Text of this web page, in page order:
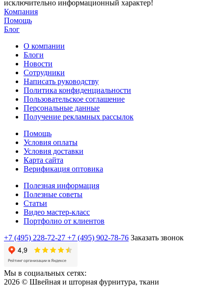
исключительно информационный характер!
Компания
Помощь
Блог
О компании
Блоги
Новости
Сотрудники
Написать руководству
Политика конфиденциальности
Пользовательское соглашение
Персональные данные
Получение рекламных рассылок
Помощь
Условия оплаты
Условия доставки
Карта сайта
Верификация оптовика
Полезная информация
Полезные советы
Статьи
Видео мастер-класс
Портфолио от клиентов
+7 (495) 228-72-27 +7 (495) 902-78-76 Заказать звонок
Мы в социальных сетях:
2026 © Швейная и шторная фурнитура, ткани